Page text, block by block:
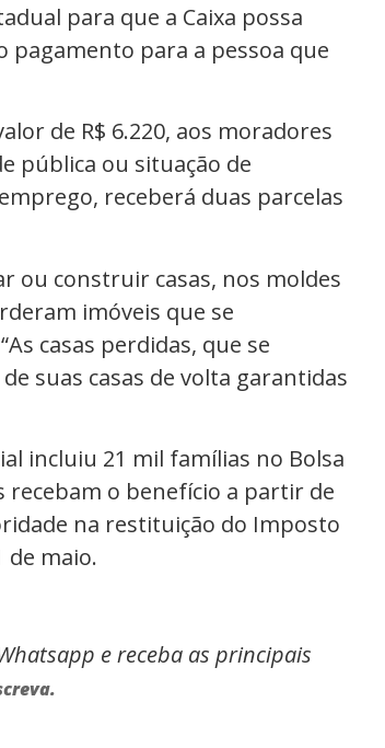
para que a Caixa possa
pagamento para a pessoa que
de R$ 6.220, aos moradores
pública ou situação de
receberá duas parcelas
ou construir casas, nos moldes
imóveis que se
casas perdidas, que se
suas casas de volta garantidas
incluiu 21 mil famílias no Bolsa
recebam o benefício a partir de
na restituição do Imposto
de maio.
e receba as principais